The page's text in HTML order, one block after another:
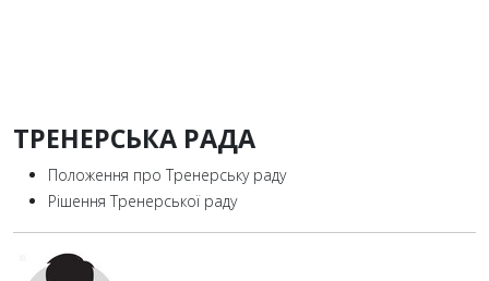
ТРЕНЕРСЬКА РАДА
Положення про Тренерську раду
Рішення Тренерської раду